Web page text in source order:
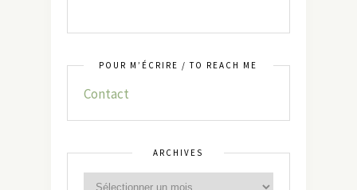
POUR M’ÉCRIRE / TO REACH ME
Contact
ARCHIVES